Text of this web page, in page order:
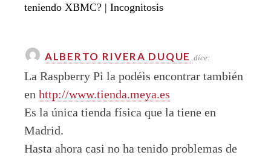
teniendo XBMC? | Incognitosis
ALBERTO RIVERA DUQUE dice:
La Raspberry Pi la podéis encontrar también
en http://www.tienda.meya.es
Es la única tienda física que la tiene en
Madrid.
Hasta ahora casi no ha tenido problemas de